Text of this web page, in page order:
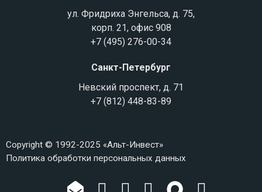
ул. Фридриха Энгельса, д. 75,
корп. 21, офис 908
+7 (495) 276-00-34
Санкт-Петербург
Невский проспект, д. 71
+7 (812) 448-83-89
Copyright © 1992-2025 «Альт-Инвест»
Политика обработки персональных данных